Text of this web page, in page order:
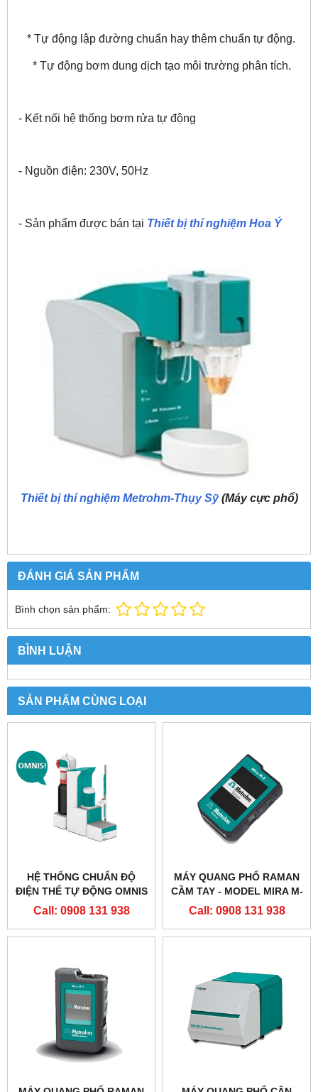
* Tự động lập đường chuẩn hay thêm chuẩn tự động.
* Tự động bơm dung dịch tạo môi trường phân tích.
- Kết nối hệ thống bơm rửa tự động
- Nguồn điện: 230V, 50Hz
- Sản phẩm được bán tại Thiết bị thí nghiệm Hoa Ý
Thiết bị thí nghiệm Metrohm-Thụy Sỹ(Máy cực phổ)
ĐÁNH GIÁ SẢN PHẨM
Bình chọn sản phẩm:
BÌNH LUẬN
SẢN PHẨM CÙNG LOẠI
HỆ THỐNG CHUẨN ĐỘ
ĐIỆN THẾ TỰ ĐỘNG OMNIS
TITRATOR ADVANCED
Call: 0908 131 938
MÁY QUANG PHỔ RAMAN
CẦM TAY - MODEL MIRA M-
3
Call: 0908 131 938